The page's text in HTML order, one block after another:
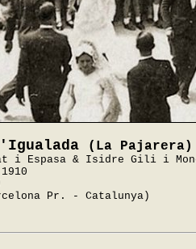
(La Pajarera)
i Espasa & Isidre Gili i
1910
Pr. - Catalunya)